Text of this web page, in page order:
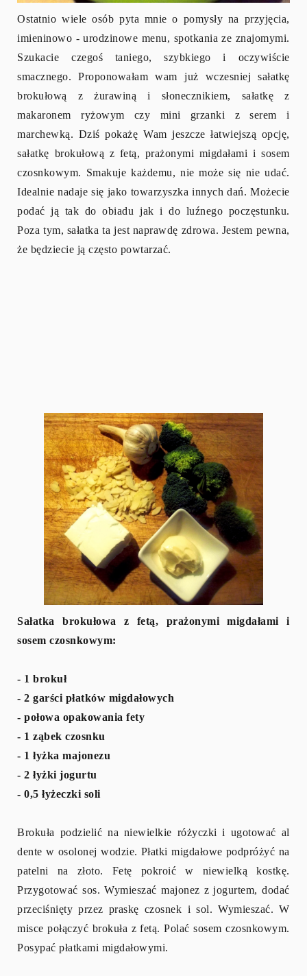
Ostatnio wiele osób pyta mnie o pomysły na przyjęcia,
imieninowo - urodzinowe menu, spotkania ze znajomymi.
Szukacie czegoś taniego, szybkiego i oczywiście
smacznego. Proponowałam wam już wczesniej sałatkę
brokułową z żurawiną i słonecznikiem, sałatkę z
makaronem ryżowym czy mini grzanki z serem i
marchewką. Dziś pokażę Wam jeszcze łatwiejszą opcję,
sałatkę brokułową z fetą, prażonymi migdałami i sosem
czosnkowym. Smakuje każdemu, nie może się nie udać.
Idealnie nadaje się jako towarzyszka innych dań. Możecie
podać ją tak do obiadu jak i do luźnego poczęstunku.
Poza tym, sałatka ta jest naprawdę zdrowa. Jestem pewna,
że będziecie ją często powtarzać.
Sałatka brokułowa z fetą, prażonymi migdałami i
sosem czosnkowym:
- 1 brokuł
- 2 garści płatków migdałowych
- połowa opakowania fety
- 1 ząbek czosnku
- 1 łyżka majonezu
- 2 łyżki jogurtu
- 0,5 łyżeczki soli
Brokuła podzielić na niewielkie różyczki i ugotować al
dente w osolonej wodzie. Płatki migdałowe podpróżyć na
patelni na złoto. Fetę pokroić w niewielką kostkę.
Przygotować sos. Wymieszać majonez z jogurtem, dodać
przeciśnięty przez praskę czosnek i sol. Wymieszać. W
misce połączyć brokuła z fetą. Polać sosem czosnkowym.
Posypać płatkami migdałowymi.